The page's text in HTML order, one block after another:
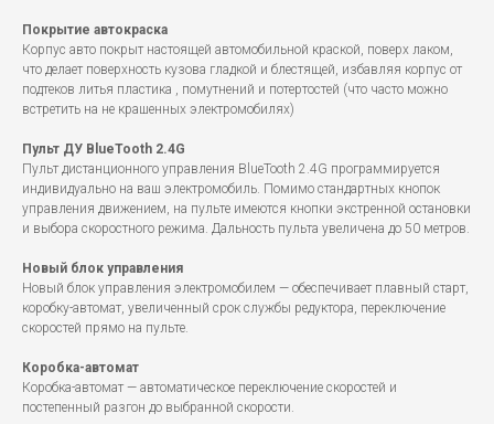
Покрытие автокраска
Корпус авто покрыт настоящей автомобильной краской, поверх лаком,
что делает поверхность кузова гладкой и блестящей, избавляя корпус от
подтеков литья пластика , помутнений и потертостей (что часто можно
встретить на не крашенных электромобилях)
Пульт ДУ BlueTooth 2.4G
Пульт дистанционного управления BlueTooth 2.4G программируется
индивидуально на ваш электромобиль. Помимо стандартных кнопок
управления движением, на пульте имеются кнопки экстренной остановки
и выбора скоростного режима. Дальность пульта увеличена до 50 метров.
Новый блок управления
Новый блок управления электромобилем — обеспечивает плавный старт,
коробку-автомат, увеличенный срок службы редуктора, переключение
скоростей прямо на пульте.
Коробка-автомат
Коробка-автомат — автоматическое переключение скоростей и
постепенный разгон до выбранной скорости.